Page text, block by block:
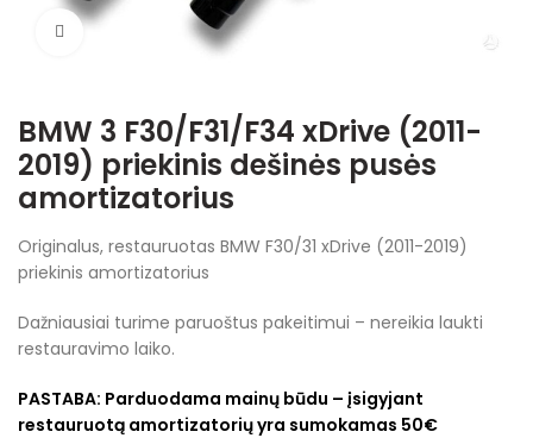
Spustelėkite, jei norite padidinti
BMW 3 F30/F31/F34 xDrive (2011-
2019) priekinis dešinės pusės
amortizatorius
Originalus, restauruotas BMW F30/31 xDrive (2011-2019)
priekinis amortizatorius
Dažniausiai turime paruoštus pakeitimui – nereikia laukti
restauravimo laiko.
PASTABA: Parduodama mainų būdu – įsigyjant
restauruotą amortizatorių yra sumokamas 50€